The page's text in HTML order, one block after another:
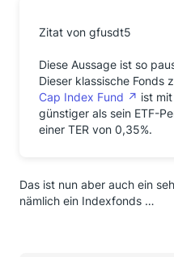
Zitat von gfusdt5
Diese Aussage ist so
Dieser klassische Fonds
Cap Index Fund
ist
günstiger als sein ETF-
einer TER von 0,35%.
Das ist nun aber auch ein
nämlich ein Indexfonds …